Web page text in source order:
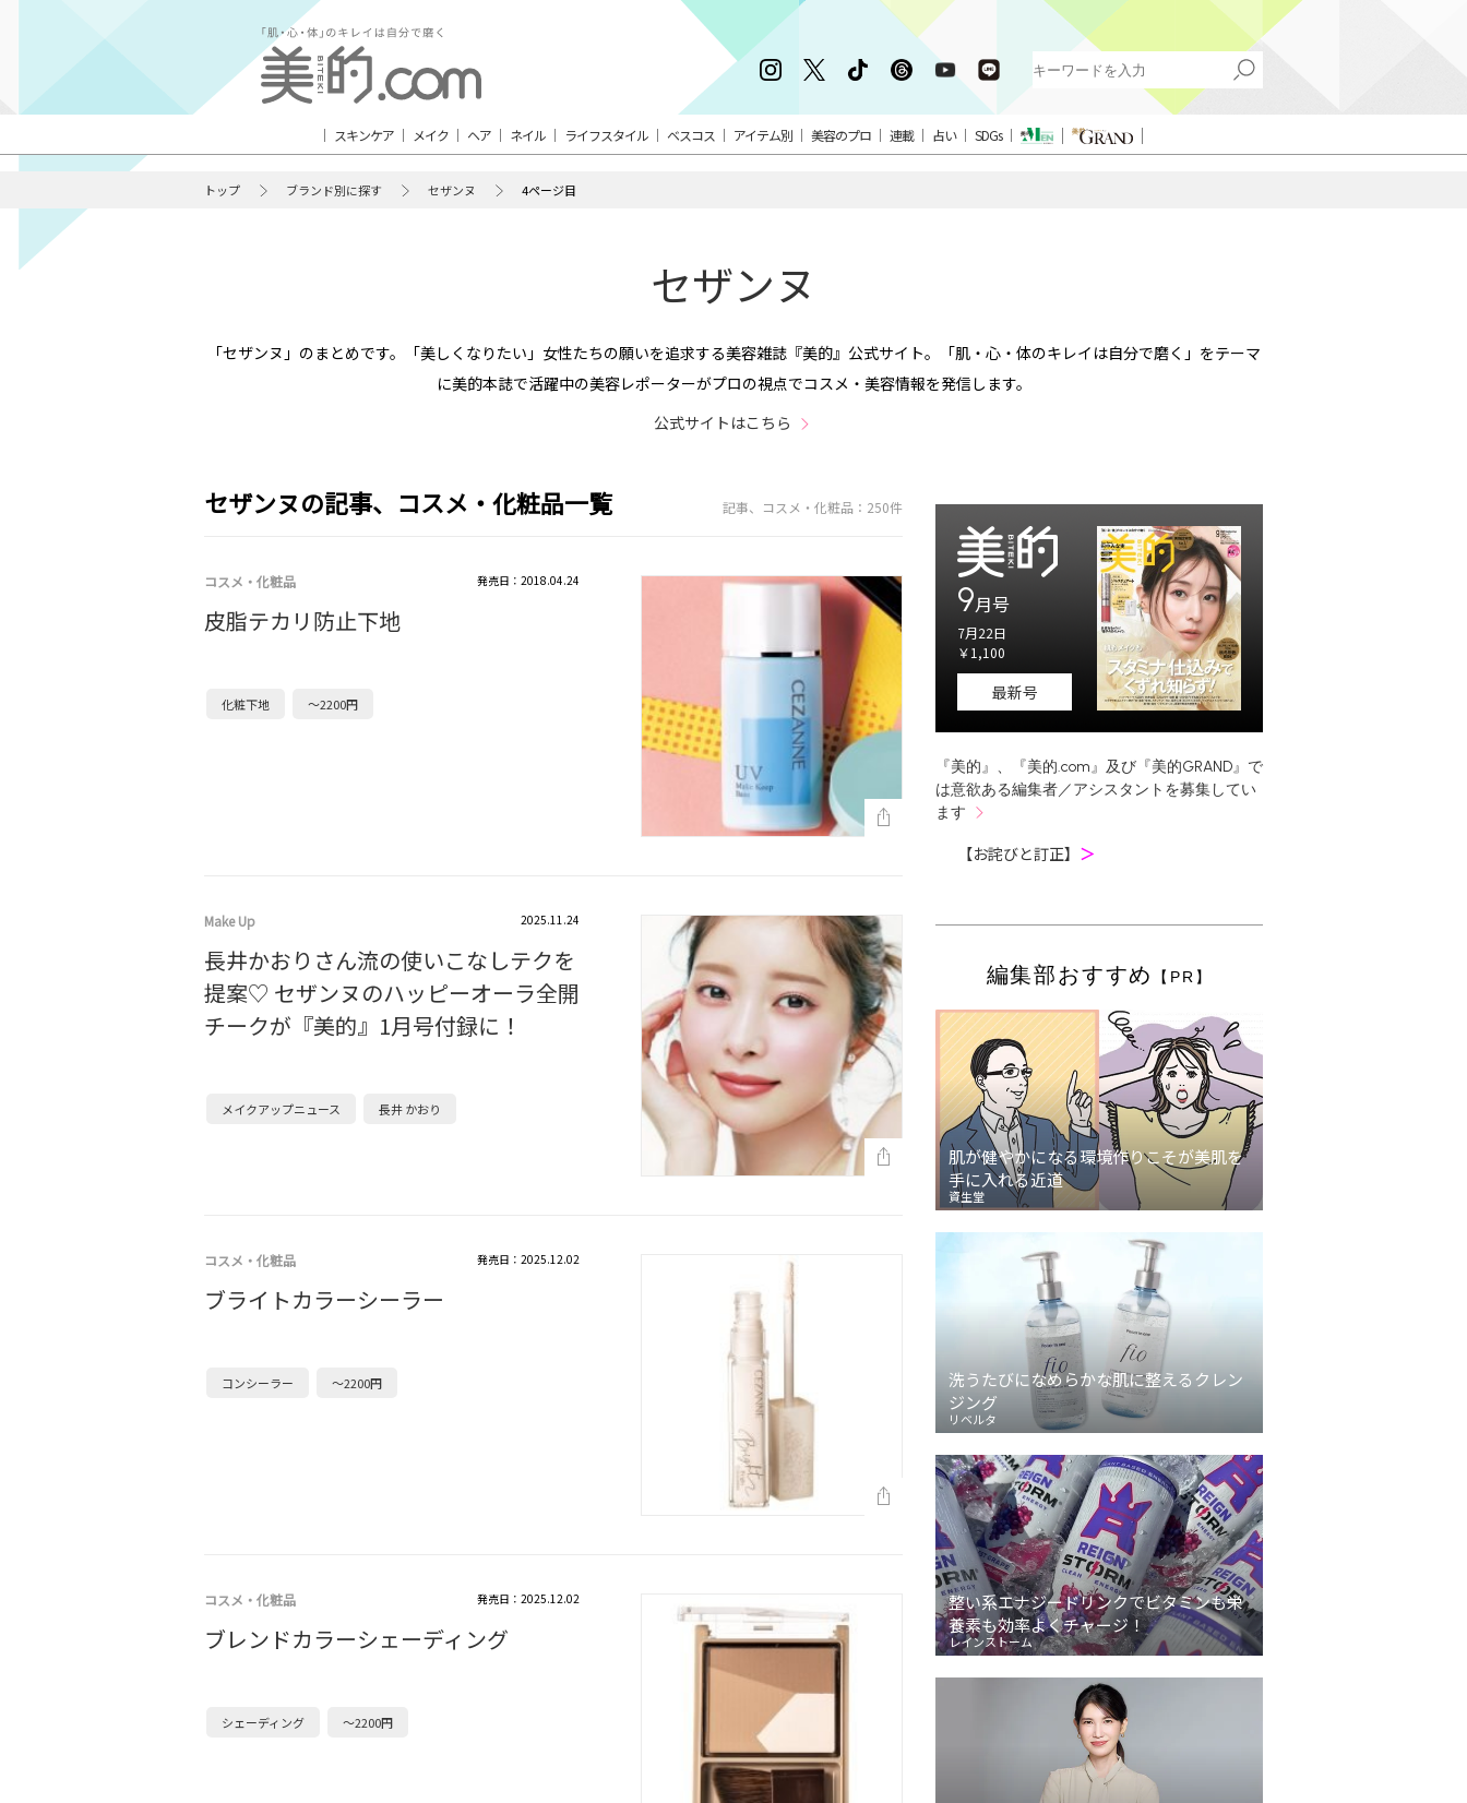
スキンケア メイク ヘア ネイル ライフスタイル ベスコス アイテム別 美容のプロ 連載 占い SDGs
トップ ブランド別に探す セザンヌ 4ページ目
セザンヌ
「セザンヌ」のまとめです。「美しくなりたい」女性たちの願いを追求する美容雑誌『美的』公式サイト。「肌・心・体のキレイは自分で磨く」をテーマ
に美的本誌で活躍中の美容レポーターがプロの視点でコスメ・美容情報を発信します。
公式サイトはこちら
セザンヌの記事、コスメ・化粧品一覧 記事、コスメ・化粧品：250件
コスメ・化粧品 発売日：2018.04.24
皮脂テカリ防止下地
化粧下地 ～2200円
Make Up 2025.11.24
長井かおりさん流の使いこなしテクを
提案♡ セザンヌのハッピーオーラ全開
チークが『美的』1月号付録に！
メイクアップニュース 長井 かおり
コスメ・化粧品 発売日：2025.12.02
ブライトカラーシーラー
コンシーラー ～2200円
コスメ・化粧品 発売日：2025.12.02
ブレンドカラーシェーディング
シェーディング ～2200円
9月号
7月22日
￥1,100
最新号
『美的』、『美的.com』及び『美的GRAND』で
は意欲ある編集者／アシスタントを募集してい
ます
【お詫びと訂正】 ＞
編集部おすすめ 【PR】
肌が健やかになる環境作りこそが美肌を
手に入れる近道
資生堂
洗うたびになめらかな肌に整えるクレン
ジング
リベルタ
整い系エナジードリンクでビタミンも栄
養素も効率よくチャージ！
レインストーム